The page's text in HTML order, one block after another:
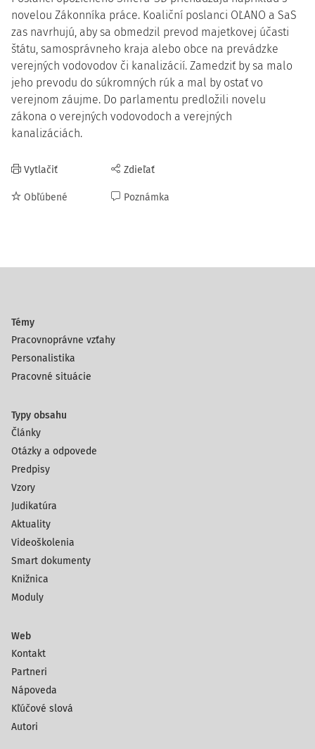
novelou Zákonníka práce. Koaliční poslanci OĽANO a SaS
zas navrhujú, aby sa obmedzil prevod majetkovej účasti
štátu, samosprávneho kraja alebo obce na prevádzke
verejných vodovodov či kanalizácií. Zamedziť by sa malo
jeho prevodu do súkromných rúk a mal by ostať vo
verejnom záujme. Do parlamentu predložili novelu
zákona o verejných vodovodoch a verejných
kanalizáciách.
Vytlačiť
Obľúbené
Zdieľať
Poznámka
Témy
Pracovnoprávne vzťahy
Personalistika
Pracovné situácie
Typy obsahu
Články
Otázky a odpovede
Predpisy
Vzory
Judikatúra
Aktuality
Videoškolenia
Smart dokumenty
Knižnica
Moduly
Web
Kontakt
Partneri
Nápoveda
Kľúčové slová
Autori